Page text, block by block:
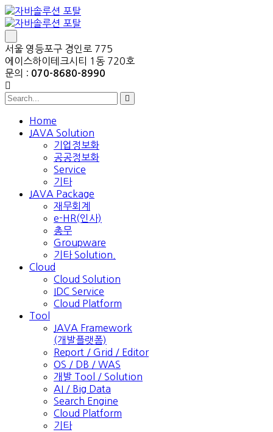
서울 영등포구 경인로 775
에이스하이테크시티 1동 720호
문의 : 070-8680-8990
Home
JAVA Solution
기업정보화
공공정보화
Service
기타
JAVA Package
재무회계
e-HR(인사)
총무
Groupware
기타 Solution.
Cloud
Cloud Solution
IDC Service
Cloud Platform
Tool
JAVA Framework
(개발플랫폼)
Report / Grid / Editor
OS / DB / WAS
개발 Tool / Solution
AI / Big Data
Search Engine
Cloud Platform
기타